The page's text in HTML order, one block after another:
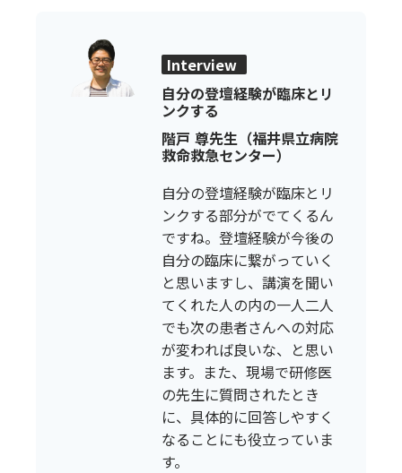
Interview
自分の登壇経験が臨床とリ
ンクする
階戸 尊先生（福井県立病院
救命救急センター）
自分の登壇経験が臨床とリ
ンクする部分がでてくるん
ですね。登壇経験が今後の
自分の臨床に繋がっていく
と思いますし、講演を聞い
てくれた人の内の一人二人
でも次の患者さんへの対応
が変われば良いな、と思い
ます。また、現場で研修医
の先生に質問されたとき
に、具体的に回答しやすく
なることにも役立っていま
す。